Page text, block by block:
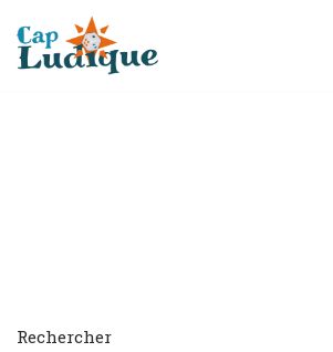
Aller
Rechercher